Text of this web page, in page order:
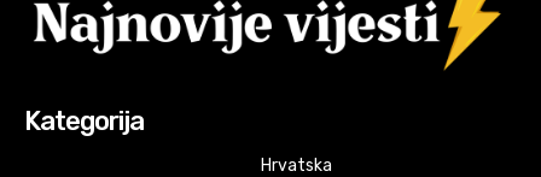
Kategorija
Hrvatska